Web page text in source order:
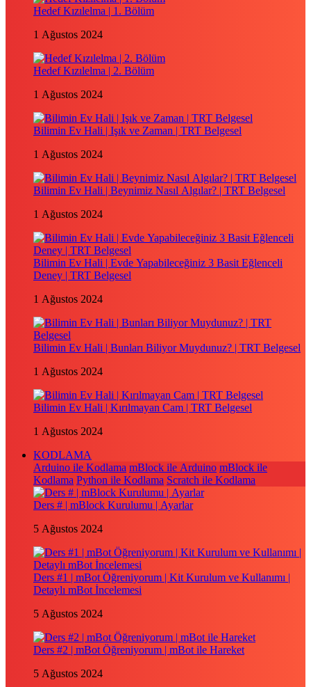
Hedef Kızılelma | 1. Bölüm
1 Ağustos 2024
Hedef Kızılelma | 2. Bölüm
1 Ağustos 2024
Bilimin Ev Hali | Işık ve Zaman | TRT Belgesel
1 Ağustos 2024
Bilimin Ev Hali | Beynimiz Nasıl Algılar? | TRT Belgesel
1 Ağustos 2024
Bilimin Ev Hali | Evde Yapabileceğiniz 3 Basit Eğlenceli
Deney | TRT Belgesel
1 Ağustos 2024
Bilimin Ev Hali | Bunları Biliyor Muydunuz? | TRT Belgesel
1 Ağustos 2024
Bilimin Ev Hali | Kırılmayan Cam | TRT Belgesel
1 Ağustos 2024
KODLAMA
Arduino ile Kodlama mBlock ile Arduino mBlock ile
Kodlama Python ile Kodlama Scratch ile Kodlama
Ders # | mBlock Kurulumu | Ayarlar
5 Ağustos 2024
Ders #1 | mBot Öğreniyorum | Kit Kurulum ve Kullanımı |
Detaylı mBot İncelemesi
5 Ağustos 2024
Ders #2 | mBot Öğreniyorum | mBot ile Hareket
5 Ağustos 2024